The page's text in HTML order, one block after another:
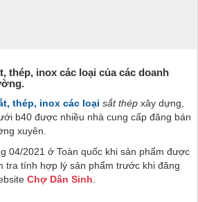
thép, inox các loại của các doanh
thép, inox các loại sắt thép xây dựng,
b40 được nhiều nhà cung cấp đăng bán
xuyên.
04/2021 ở Toàn quốc khi sản phẩm được
tra tính hợp lý sản phẩm trước khi đăng
Chợ Dân Sinh.